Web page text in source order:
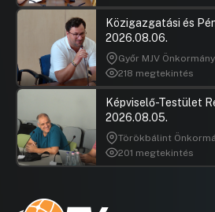
Közigazgatási és
2026.08.06.
Győr MJV
218 megtekintés
Képviselő-Testület
2026.08.05.
Törökbálint
201 megtekintés